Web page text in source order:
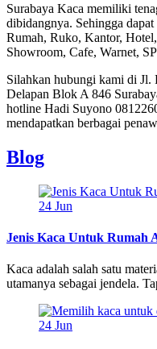
Surabaya Kaca memiliki
dibidangnya. Sehingga
Rumah, Ruko, Kantor,
Showroom, Cafe, Warnet,
Silahkan hubungi kami di
Delapan Blok A 846
hotline Hadi Suyono
mendapatkan berbagai
Blog
24 Jun
Jenis Kaca Untuk Rumah
Kaca adalah salah satu
utamanya sebagai jendela.
24 Jun